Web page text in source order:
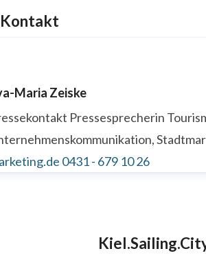
Kontakt
Maria Zeiske
Pressesprecherin
0431 - 679 10 26